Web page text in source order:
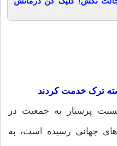
پرستار به جمعیت در
جهانی رسیده است، به